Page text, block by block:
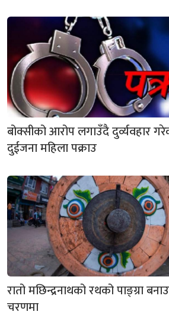
बोक्सीको आरोप लगाउँदै दुर्व्यवहार
दुईजना महिला पक्राउ
रातो मछिन्द्रनाथको रथको पाङ्ग्रा
चरणमा